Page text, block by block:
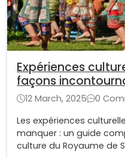
Expériences
façons
12 March, 2025
0
Les expériences
manquer : un guide
culture du Royaume de